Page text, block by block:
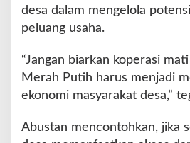
k
n
o
e
desa dalam mengelola
peluang usaha.
“Jangan biarkan koperasi
Merah Putih harus menjadi
ekonomi masyarakat desa,”
Abustan mencontohkan, jika